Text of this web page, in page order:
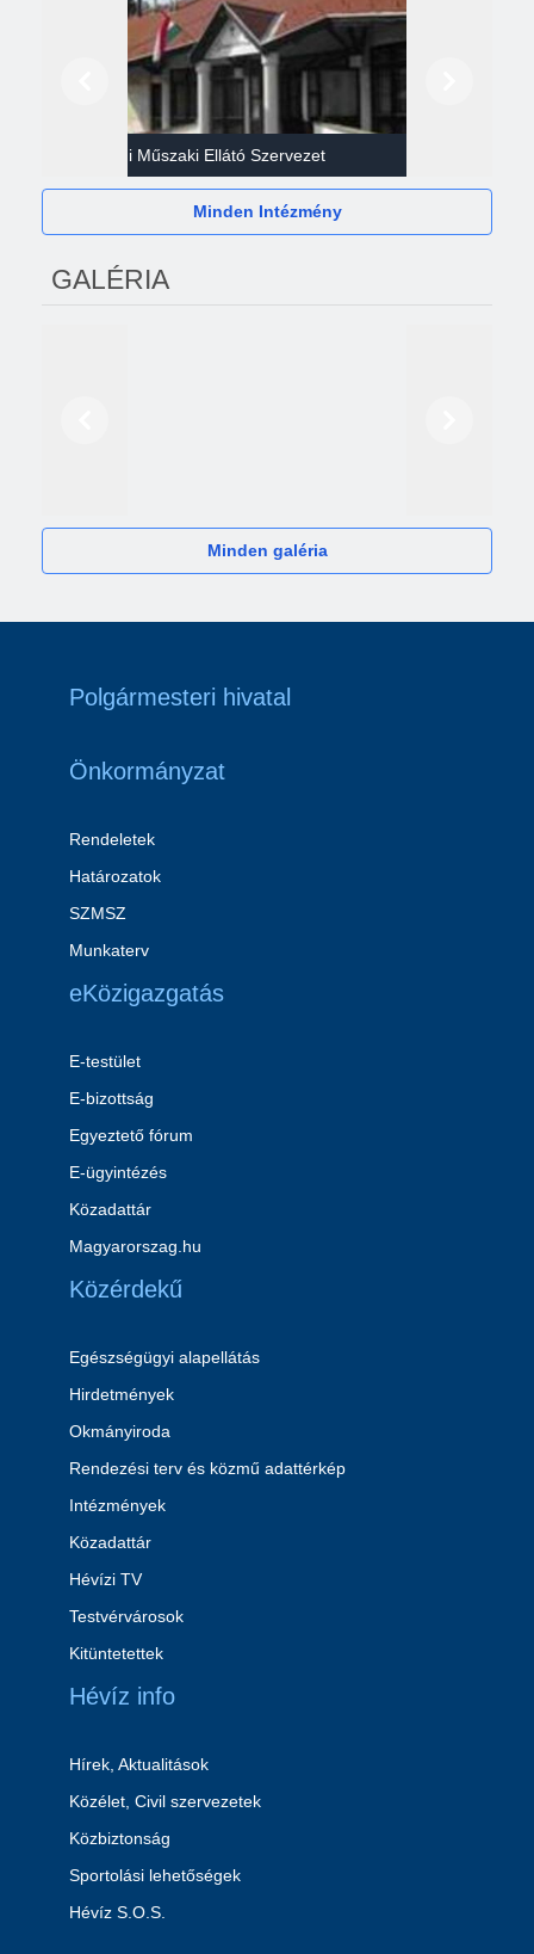
Gazdasági Műszaki Ellátó Szervezet
Minden Intézmény
GALÉRIA
Minden galéria
Polgármesteri hivatal
Önkormányzat
Rendeletek
Határozatok
SZMSZ
Munkaterv
eKözigazgatás
E-testület
E-bizottság
Egyeztető fórum
E-ügyintézés
Közadattár
Magyarorszag.hu
Közérdekű
Egészségügyi alapellátás
Hirdetmények
Okmányiroda
Rendezési terv és közmű adattérkép
Intézmények
Közadattár
Hévízi TV
Testvérvárosok
Kitüntetettek
Hévíz info
Hírek, Aktualitások
Közélet, Civil szervezetek
Közbiztonság
Sportolási lehetőségek
Hévíz S.O.S.